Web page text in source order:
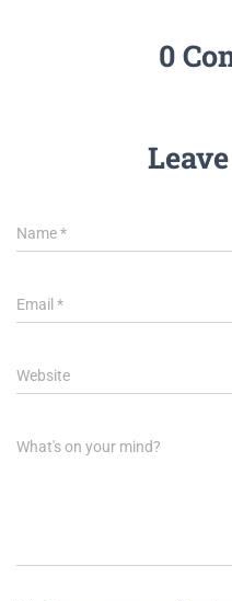
0
Name*
Email *
Website
What's on your mind?